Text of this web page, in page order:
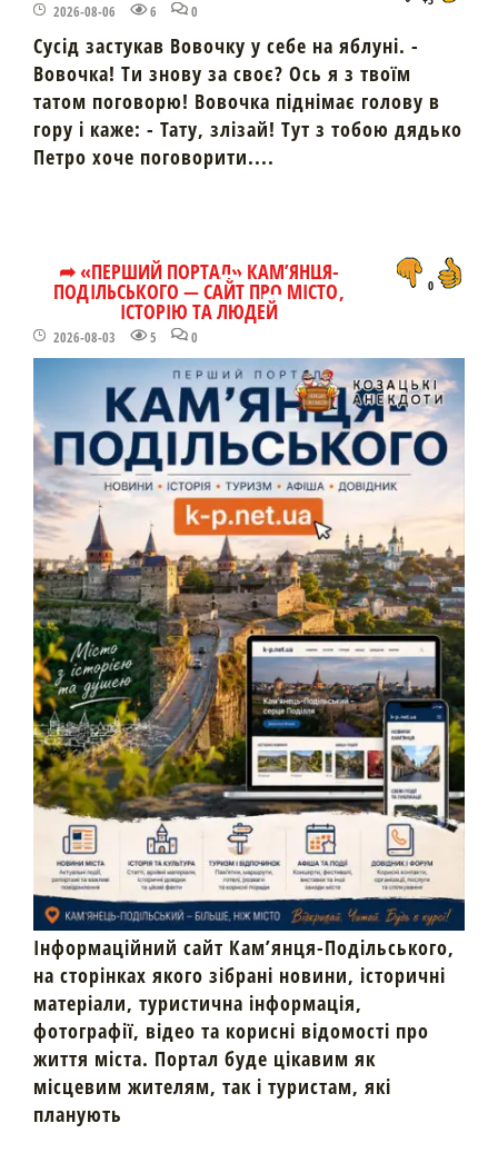
2026-08-06 6 0
Сусід застукав Вовочку у себе на яблуні. -
Вовочка! Ти знову за своє? Ось я з твоїм
татом поговорю! Вовочка піднімає голову в
гору і каже: - Тату, злізай! Тут з тобою дядько
Петро хоче поговорити....
➦ «ПЕРШИЙ ПОРТАЛ» КАМ’ЯНЦЯ-
ПОДІЛЬСЬКОГО — САЙТ ПРО МІСТО,
ІСТОРІЮ ТА ЛЮДЕЙ
2026-08-03 5 0
0
Інформаційний сайт Кам’янця-Подільського,
на сторінках якого зібрані новини, історичні
матеріали, туристична інформація,
фотографії, відео та корисні відомості про
життя міста. Портал буде цікавим як
місцевим жителям, так і туристам, які
планують